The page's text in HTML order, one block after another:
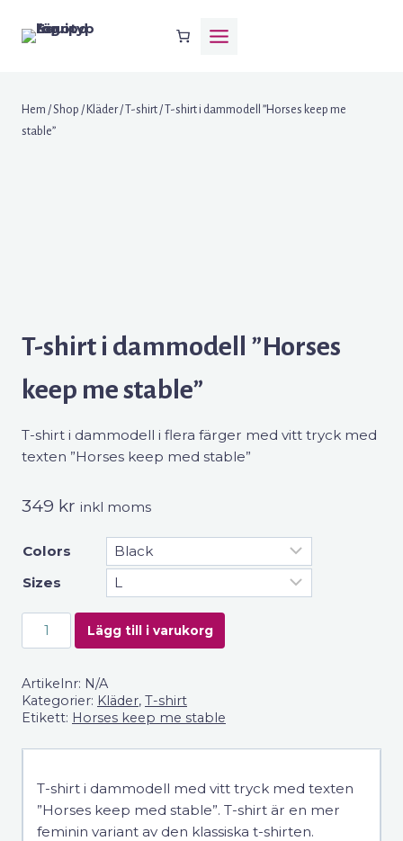
Hem /Shop / Kläder /T-shirt /T-shirt i dammodell ”Horses keep me
stable”
T-shirt i dammodell ”Horses
keep me stable”
T-shirt i dammodell i flera färger med vitt tryck med
texten ”Horses keep med stable”
349 kr inkl moms
Colors
Sizes
shirt
dammodell
"Horses
me
mängd
Lägg till i varukorg
Artikelnr: N/A
Kategorier: Kläder, T-shirt
Etikett: Horses keep me stable
T-shirt i dammodell med vitt tryck med texten
”Horses keep med stable”. T-shirt är en mer
feminin variant av den klassiska t-shirten.